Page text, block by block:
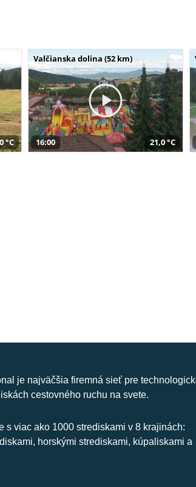
°C
Valčianska dolina (52 km)
16:00 21,0 °C
je najväčšia firemná sieť pre
cestovného ruchu na svete.
s viac ako 1000 strediskami v 8 krajinách:
horskými strediskami, kúpaliskami a